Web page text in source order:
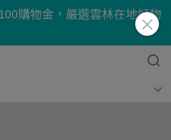
購物金，嚴選雲林在地好物